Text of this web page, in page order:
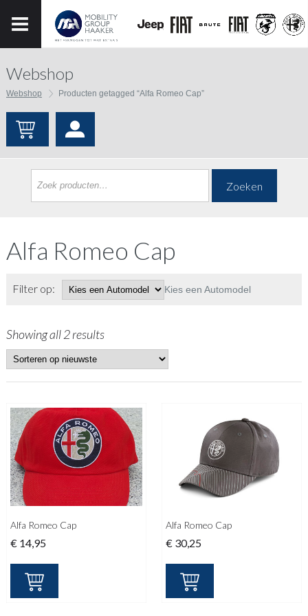
Webshop
Webshop Producten getagged “Alfa Romeo Cap”
Zoeken
Alfa Romeo Cap
Filter op: Kies een Automodel
Showing all 2 results
Alfa Romeo Cap
€ 14,95
Alfa Romeo Cap
€ 30,25